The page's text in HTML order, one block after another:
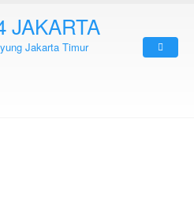
JAKARTA
Jakarta Timur